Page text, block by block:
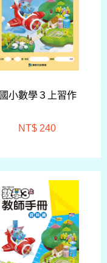
國小數學３上習作
NT$ 240